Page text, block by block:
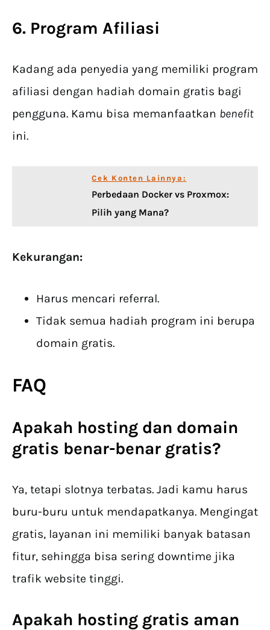
6. Program Afiliasi
Kadang ada penyedia yang memiliki program
afiliasi dengan hadiah domain gratis bagi
pengguna. Kamu bisa memanfaatkan benefit
ini.
Cek Konten Lainnya:
Perbedaan Docker vs Proxmox:
Pilih yang Mana?
Kekurangan:
Harus mencari referral.
Tidak semua hadiah program ini berupa
domain gratis.
FAQ
Apakah hosting dan domain
gratis benar-benar gratis?
Ya, tetapi slotnya terbatas. Jadi kamu harus
buru-buru untuk mendapatkanya. Mengingat
gratis, layanan ini memiliki banyak batasan
fitur, sehingga bisa sering downtime jika
trafik website tinggi.
Apakah hosting gratis aman